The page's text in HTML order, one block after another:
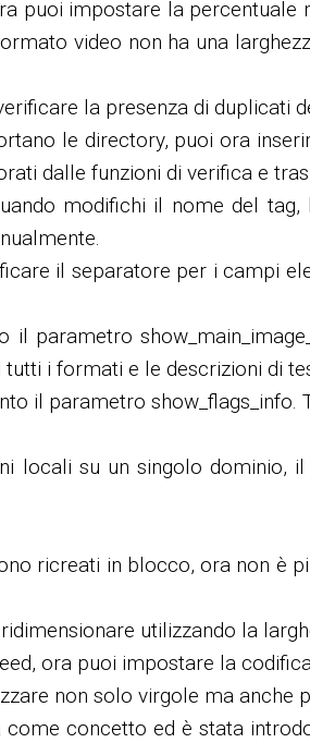
puoi impostare la
video non ha una
la presenza di duplicati
le directory, puoi ora
dalle funzioni di verifica e
modifichi il nome del
il separatore per i campi
parametro
i formati e le descrizioni di
il parametro
locali su un singolo
ricreati in blocco, ora non è
utilizzando la
ora puoi impostare la
non solo virgole ma
concetto ed è stata